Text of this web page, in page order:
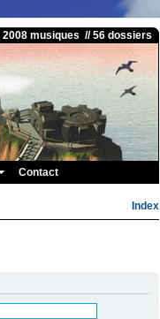
musiques // 56 dossiers
Contact
Index